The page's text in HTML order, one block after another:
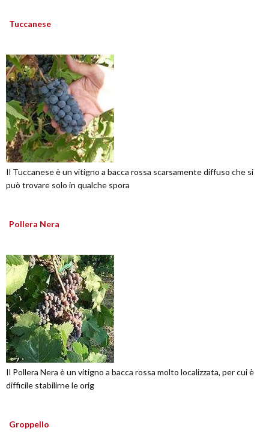
Tuccanese
Il Tuccanese è un vitigno a bacca rossa scarsamente diffuso che si
può trovare solo in qualche spora
Pollera Nera
Il Pollera Nera è un vitigno a bacca rossa molto localizzata, per cui è
difficile stabilirne le orig
Groppello